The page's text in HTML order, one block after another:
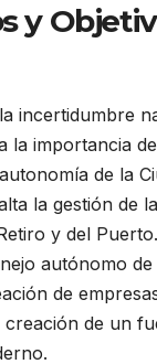
y
incertidumbre
la importancia
de la
la gestión de
y del
autónomo
de
creación de un